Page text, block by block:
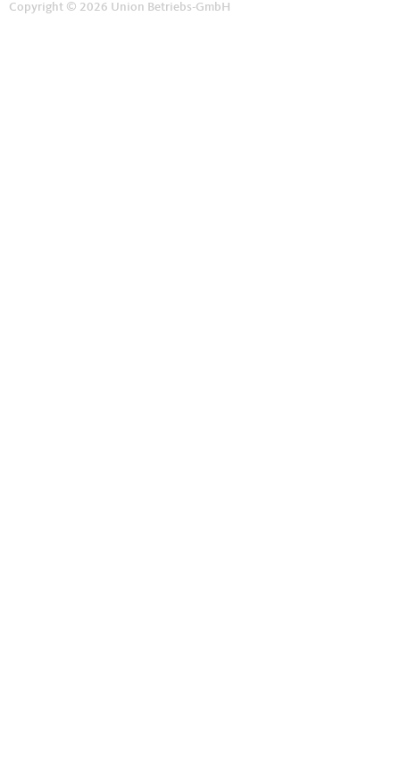
Copyright © 2026 Union Betriebs-GmbH